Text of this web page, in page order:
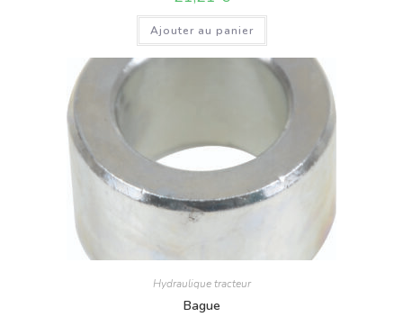
Ajouter au panier
Hydraulique tracteur
Bague